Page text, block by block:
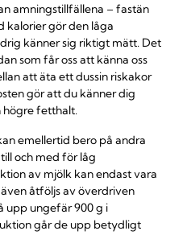
amningstillfällena – fastän
kalorier gör den låga
känner sig riktigt mätt. Det
som får oss att känna oss
att äta ett dussin riskakor
gör att du känner dig
högre fetthalt.
emellertid bero på andra
och med för låg
av mjölk kan endast vara
åtföljs av överdriven
upp ungefär 900 g i
går de upp betydligt